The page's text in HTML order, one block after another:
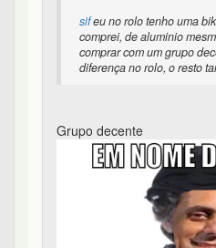
sifeu no rolo tenho uma
comprei, de aluminio
comprar com um grupo
diferença no rolo, o resto
Grupo decente